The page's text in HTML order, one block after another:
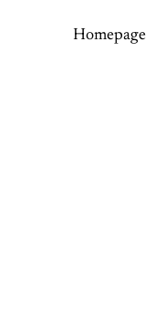
Homepage